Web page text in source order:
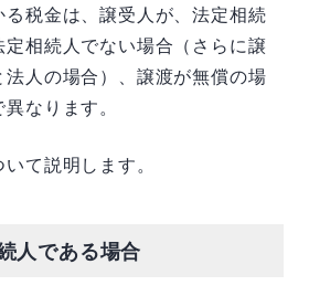
税金は、譲受人が、法定相続
相続人でない場合（さらに譲
人の場合）、譲渡が無償の場
なります。
て説明します。
人である場合